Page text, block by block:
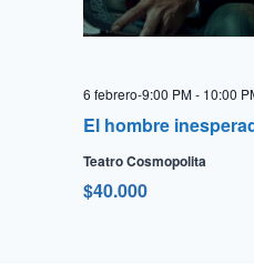
El hombre
6 febrero-9:00 PM- 10:00
Teatro Cosmopolita
$40.000